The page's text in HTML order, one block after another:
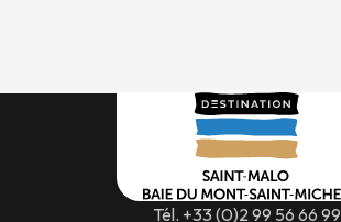
Tél. +33 (0)2 99 56 66 99